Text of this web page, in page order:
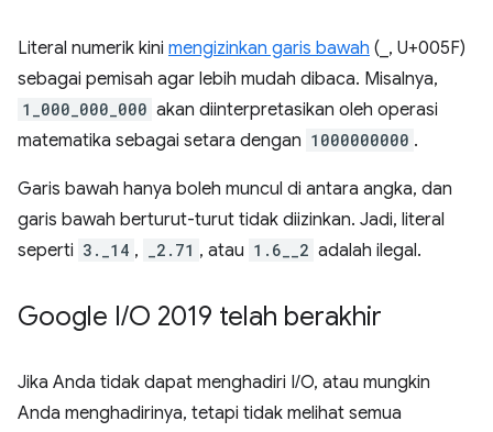
Literal numerik kini mengizinkan garis bawah (_, U+005F)
sebagai pemisah agar lebih mudah dibaca. Misalnya,
1_000_000_000 akan diinterpretasikan oleh operasi
matematika sebagai setara dengan 1000000000 .
Garis bawah hanya boleh muncul di antara angka, dan
garis bawah berturut-turut tidak diizinkan. Jadi, literal
seperti 3._14 , _2.71 , atau 1.6__2 adalah ilegal.
Google I/O 2019 telah berakhir
Jika Anda tidak dapat menghadiri I/O, atau mungkin
Anda menghadirinya, tetapi tidak melihat semua